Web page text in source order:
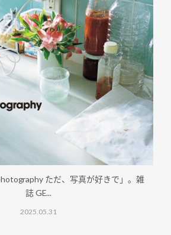
ただ、写真が好きで」。雑
誌 GE...
2025.05.31